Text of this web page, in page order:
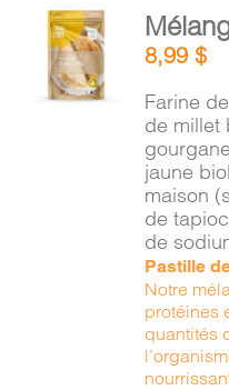
AJOUTER
AU
PANIER
/
8,99$
Farine
de millet
jaune
maison
de
de
Pastille
Notre
protéines
quantités